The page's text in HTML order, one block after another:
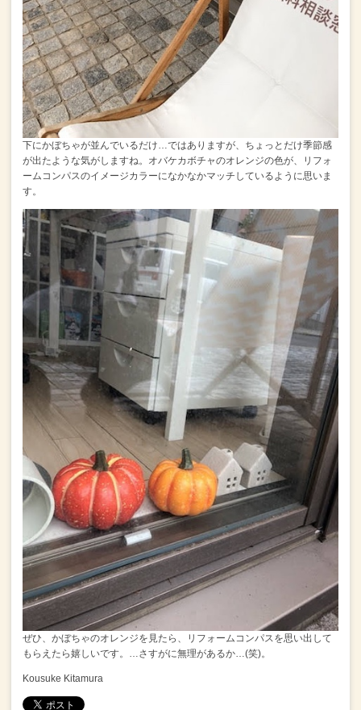
下にかぼちゃが並んでいるだけ…ではありますが、 ちょっとだけ季節感
が出たような気がしますね。 オバケカボチャのオレンジの色が、
リフォ
ームコンパスのイメージカラーになかなかマッチしているように思いま
す。
ぜひ、かぼちゃのオレンジを見たら、
リフォームコンパスを思い出して
もらえたら嬉しいです。 …さすがに無理があるか…(笑)。
Kousuke Kitamura